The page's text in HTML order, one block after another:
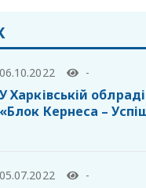
06.10.2022 -
У Харківській
«Блок Кернеса –
05.07.2022 -